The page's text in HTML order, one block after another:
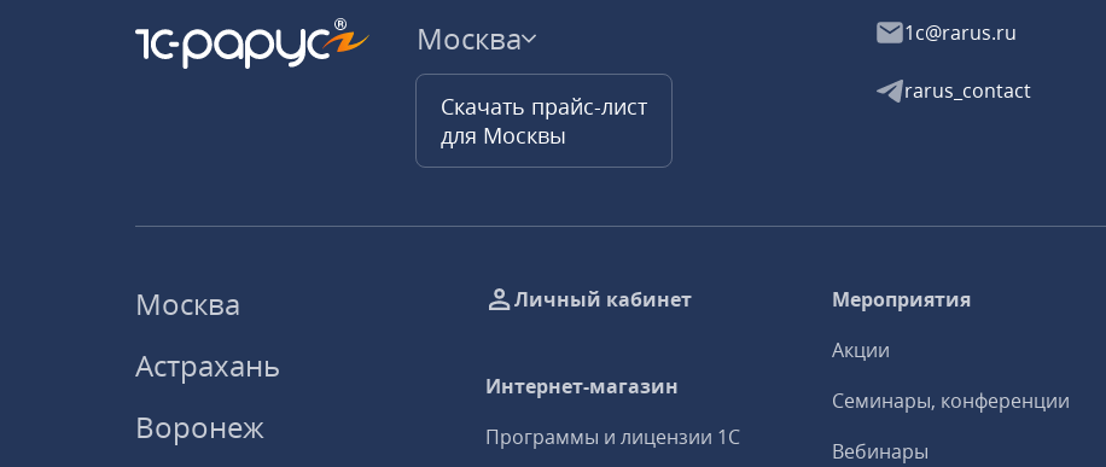
Москва
Скачать прайс-лист
для Москвы
1c@rarus.ru
rarus_contact
Москва
Астрахань
Воронеж
Личный кабинет
Интернет-магазин
Программы и лицензии 1С
Мероприятия
Акции
Семинары, конференции
Вебинары